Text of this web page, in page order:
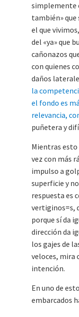
simplemente
también»
el que
del «ya» que
cañonazos
con quienes
daños
la
el fondo es
relevancia,
puñetera y
Mientras esto
vez con más
impulso a
superficie y
respuesta es
vertiginos=s,
porque sí da
dirección da
los gajes de
veloces, mira
intención.
En uno de
embarcados